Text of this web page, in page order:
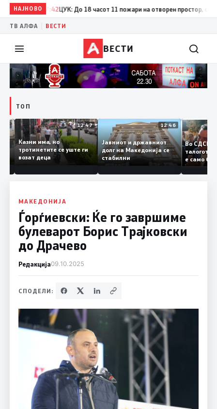
НАЈНОВО
17:42 ЦУК: До 18 часот 11 пожари на отворен простор, од кои
ТВ АЛФА ВЕСТИ
ВЕСТИ
ТОП
12:50
и
12:47
Казни има, но
тротинетите се уште ги
возат деца
12:46
Јавниот и државниот
долг на Македонија се
стабилни
Во
е само
копија
Заев
МАКЕДОНИЈА
Ѓорѓиевски: Ќе го завршиме
булеварот Борис Трајковски
до Драчево
Редакција09.10.2025
СПОДЕЛИ: